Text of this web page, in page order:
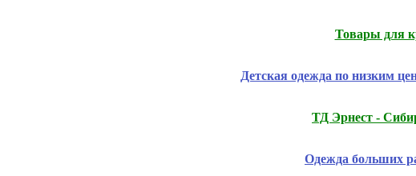
Товары для
Детская одежда по низким
ТД Эрнест -
Одежда больших